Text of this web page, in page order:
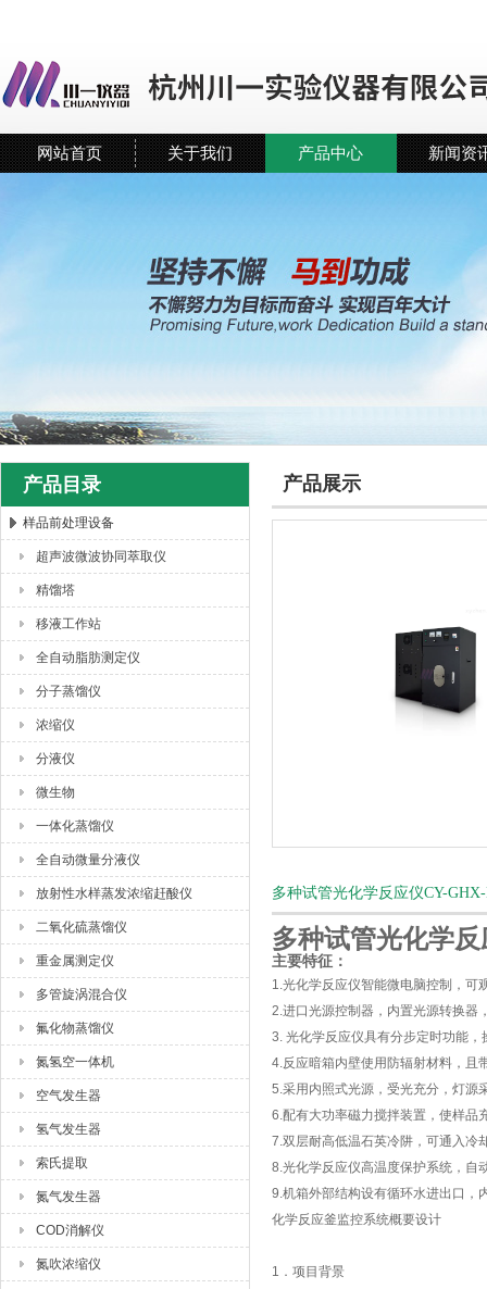
杭州川一实验仪器有限公司
网站首页 关于我们 产品中心 新闻资
产品目录
样品前处理设备
超声波微波协同萃取仪
精馏塔
移液工作站
全自动脂肪测定仪
分子蒸馏仪
浓缩仪
分液仪
微生物
一体化蒸馏仪
全自动微量分液仪
放射性水样蒸发浓缩赶酸仪
二氧化硫蒸馏仪
重金属测定仪
多管旋涡混合仪
氟化物蒸馏仪
氮氢空一体机
空气发生器
氢气发生器
索氏提取
氮气发生器
COD消解仪
氮吹浓缩仪
产品展示
多种试管光化学反应仪CY-
多种试管光化学
主要特征：
1.光化学反应仪智能微电脑控制，可
2.进口光源控制器，内置光源转换器
3. 光化学反应仪具有分步定时功能，
4.反应暗箱内壁使用防辐射材料，且
5.采用内照式光源，受光充分，灯源
6.配有大功率磁力搅拌装置，使样品
7.双层耐高低温石英冷阱，可通入冷
8.光化学反应仪高温度保护系统，自
9.机箱外部结构设有循环水进出口，
化学反应釜监控系统概要设计
1．项目背景